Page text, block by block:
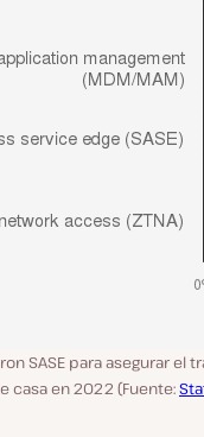
SASE para asegurar el
casa en 2022 (Fuente: